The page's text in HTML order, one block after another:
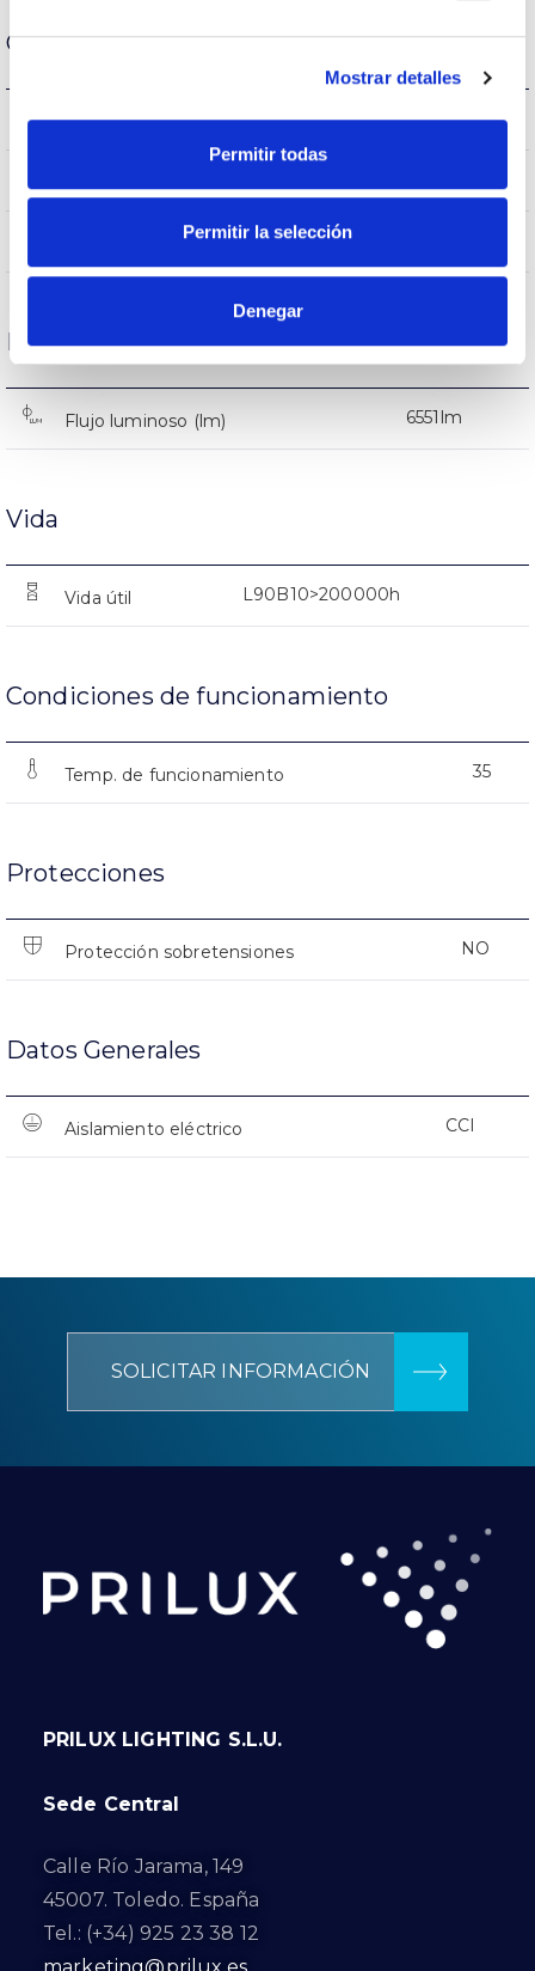
Mostrar detalles
Permitir todas
Permitir la selección
Denegar
Carcasa y Acabado
IK Protección contra impactos IK08
Rendimiento
Flujo luminoso (lm) 6551lm
Vida
Vida útil L90B10>200000h
Condiciones de funcionamiento
Temp. de funcionamiento 35
Protecciones
Protección sobretensiones NO
Datos Generales
Aislamiento eléctrico CCI
SOLICITAR INFORMACIÓN
PRILUX LIGHTING S.L.U.
Sede Central
Calle Río Jarama, 149
45007. Toledo. España
Tel.: (+34) 925 23 38 12